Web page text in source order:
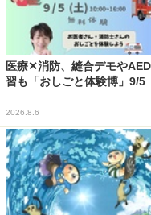
医療✕消防、縫合デモや
習も「おしごと体験博」9/5
2026.8.6